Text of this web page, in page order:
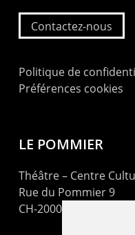
Contactez-nous
Politique de
Préférences cookies
LE POMMIER
Théâtre – Centre
Rue du Pommier 9
CH-2000 Neuchâtel